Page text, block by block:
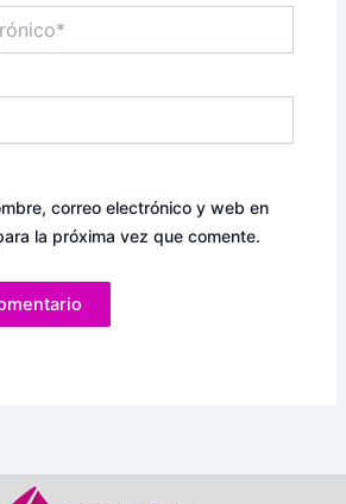
correo electrónico y web en
la próxima vez que comente.